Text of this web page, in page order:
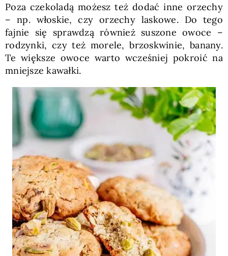
Poza czekoladą możesz też dodać inne orzechy
– np. włoskie, czy orzechy laskowe. Do tego
fajnie się sprawdzą również suszone owoce –
rodzynki, czy też morele, brzoskwinie, banany.
Te większe owoce warto wcześniej pokroić na
mniejsze kawałki.